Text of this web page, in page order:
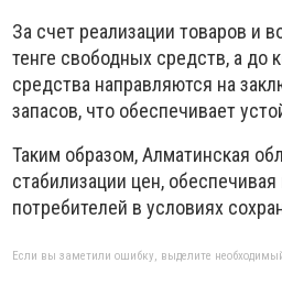
За счет реализации товаров и
тенге свободных средств, а до
средства направляются на
запасов, что обеспечивает
Таким образом, Алматинская
стабилизации цен,
потребителей в условиях
Если вы заметили ошибку, выделите